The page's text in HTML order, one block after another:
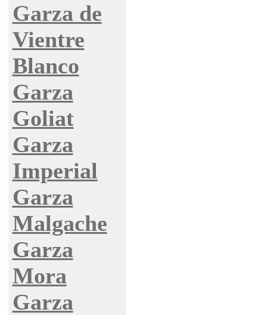
Garza de
Vientre
Blanco
Garza
Goliat
Garza
Imperial
Garza
Malgache
Garza
Mora
Garza